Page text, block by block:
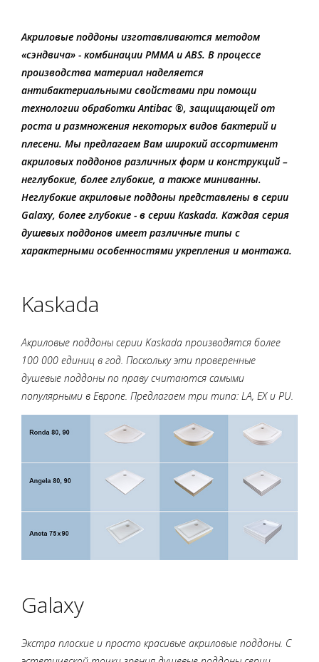
Акриловые поддоны изготавливаются методом
«сэндвича» - комбинации PMMA и ABS. В процессе
производства материал наделяется
антибактериальными свойствами при помощи
технологии обработки Antibac ®, защищающей от
роста и размножения некоторых видов бактерий и
плесени. Мы предлагаем Вам широкий ассортимент
акриловых поддонов различных форм и конструкций –
неглубокие, более глубокие, а также миниванны.
Неглубокие акриловые поддоны представлены в серии
Galaxy, более глубокие - в серии Kaskada. Каждая серия
душевых поддонов имеет различные типы с
характерными особенностями укрепления и монтажа.
Kaskada
Акриловые поддоны серии Kaskada производятся более
100 000 единиц в год. Поскольку эти проверенные
душевые поддоны по праву считаются самыми
популярными в Европе. Предлагаем три типа: LA, EX и PU.
Galaxy
Экстра плоские и просто красивые акриловые поддоны. С